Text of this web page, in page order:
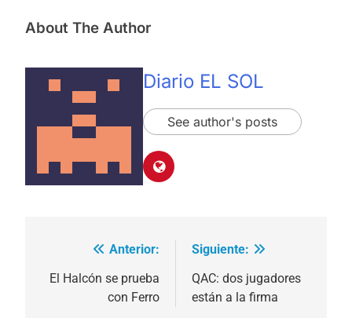
About The Author
Diario EL SOL
See author's posts
Navegación
de
Anterior:
El Halcón se prueba
con Ferro
Siguiente:
QAC: dos jugadores
están a la firma